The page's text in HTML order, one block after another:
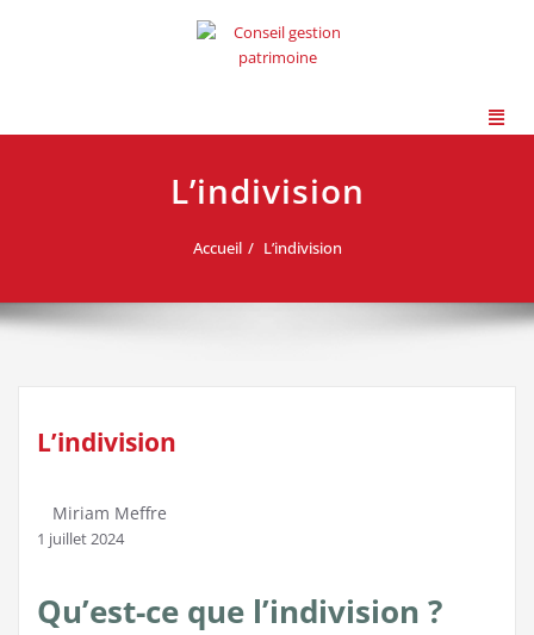
L’indivision
Accueil L’indivision
L’indivision
Miriam Meffre
1 juillet 2024
Qu’est-ce que l’indivision ?